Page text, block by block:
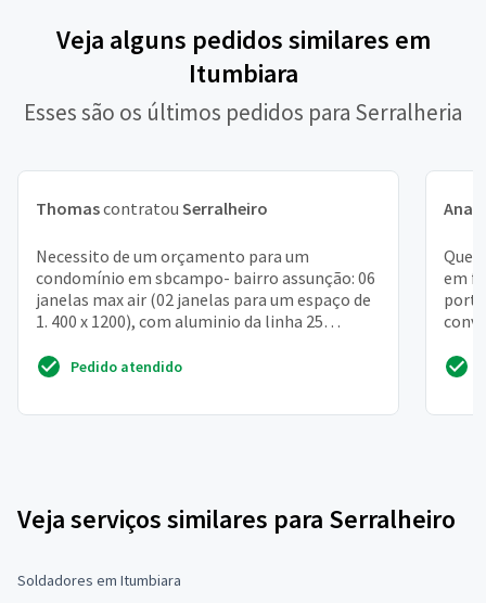
Veja alguns pedidos similares em
Itumbiara
Esses são os últimos pedidos para Serralheria
Thomascontratou Serralheiro
Necessito de um orçamento para um
condomínio em sbcampo- bairro assunção: 06
janelas max air (02 janelas para um espaço de
1. 400 x 1200), com aluminio da linha 25
Pedido atendido
Ana
em
Veja serviços similares para Serralheiro
Soldadores em Itumbiara